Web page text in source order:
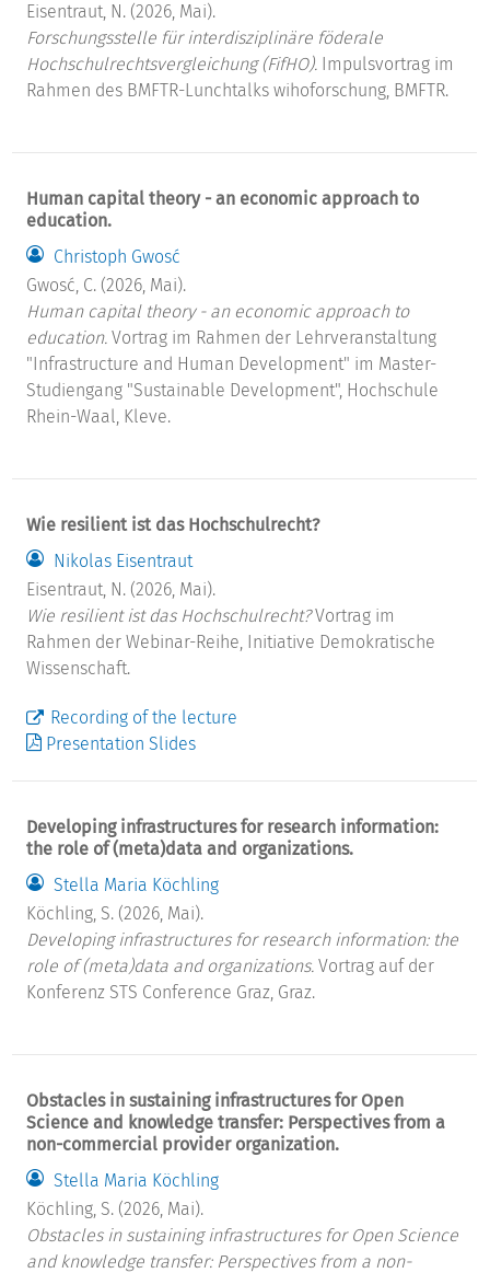
Eisentraut, N. (2026, Mai).
Forschungsstelle für interdisziplinäre föderale
Hochschulrechtsvergleichung (FifHO). Impulsvortrag im
Rahmen des BMFTR-Lunchtalks wihoforschung, BMFTR.
Human capital theory - an economic approach to
education.
Christoph Gwosć
Gwosć, C. (2026, Mai).
Human capital theory - an economic approach to
education. Vortrag im Rahmen der Lehrveranstaltung
"Infrastructure and Human Development" im Master-
Studiengang "Sustainable Development", Hochschule
Rhein-Waal, Kleve.
Wie resilient ist das Hochschulrecht?
Nikolas Eisentraut
Eisentraut, N. (2026, Mai).
Wie resilient ist das Hochschulrecht?Vortrag im
Rahmen der Webinar-Reihe, Initiative Demokratische
Wissenschaft.
Recording of the lecture
Presentation Slides
Developing infrastructures for research information:
the role of (meta)data and organizations.
Stella Maria Köchling
Köchling, S. (2026, Mai).
Developing infrastructures for research information: the
role of (meta)data and organizations. Vortrag auf der
Konferenz STS Conference Graz, Graz.
Obstacles in sustaining infrastructures for Open
Science and knowledge transfer: Perspectives from a
non-commercial provider organization.
Stella Maria Köchling
Köchling, S. (2026, Mai).
Obstacles in sustaining infrastructures for Open Science
and knowledge transfer: Perspectives from a non-